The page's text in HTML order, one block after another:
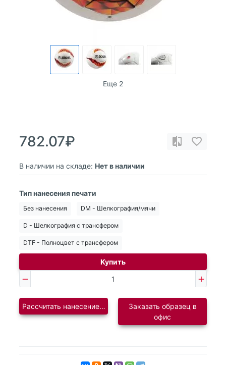
Еще 2
782.07₽
В наличии на складе: Нет в наличии
Тип нанесения печати
Без нанесения DM - Шелкография/мячи
D - Шелкография с трансфером
DTF - Полноцвет с трансфером
Купить
Рассчитать нанесение логотипаЗаказать образец в
офис